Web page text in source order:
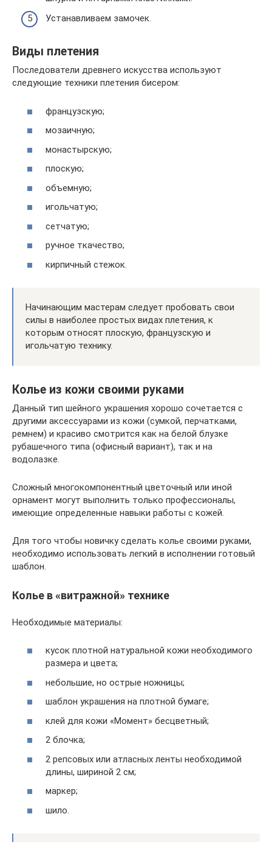
Устанавливаем замочек.
Виды плетения
Последователи древнего искусства используют
следующие техники плетения бисером:
французскую;
мозаичную;
монастырскую;
плоскую;
объемную;
игольчатую;
сетчатую;
ручное ткачество;
кирпичный стежок.
Начинающим мастерам следует пробовать свои
силы в наиболее простых видах плетения, к
которым относят плоскую, французскую и
игольчатую технику.
Колье из кожи своими руками
Данный тип шейного украшения хорошо сочетается с
другими аксессуарами из кожи (сумкой, перчатками,
ремнем) и красиво смотрится как на белой блузке
рубашечного типа (офисный вариант), так и на
водолазке.
Сложный многокомпонентный цветочный или иной
орнамент могут выполнить только профессионалы,
имеющие определенные навыки работы с кожей.
Для того чтобы новичку сделать колье своими руками,
необходимо использовать легкий в исполнении готовый
шаблон.
Колье в «витражной» технике
Необходимые материалы:
кусок плотной натуральной кожи необходимого
размера и цвета;
небольшие, но острые ножницы;
шаблон украшения на плотной бумаге;
клей для кожи «Момент» бесцветный;
2 блочка;
2 репсовых или атласных ленты необходимой
длины, шириной 2 см;
маркер;
шило.